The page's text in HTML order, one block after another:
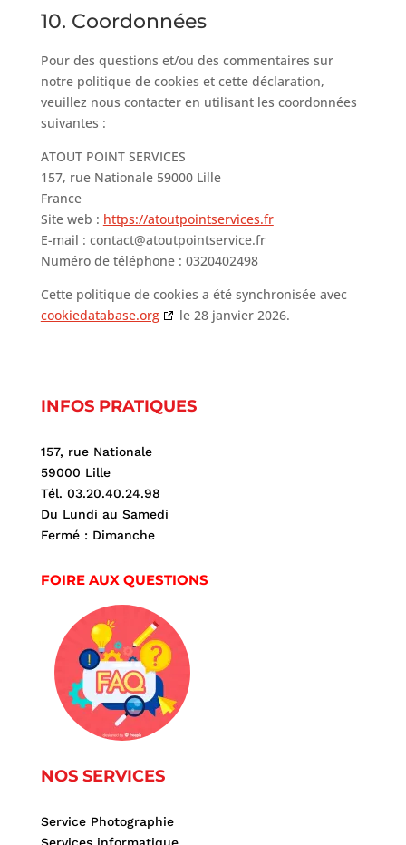
10. Coordonnées
Pour des questions et/ou des commentaires sur
notre politique de cookies et cette déclaration,
veuillez nous contacter en utilisant les coordonnées
suivantes :
ATOUT POINT SERVICES
157, rue Nationale 59000 Lille
France
Site web : https://atoutpointservices.fr
E-mail : contact@atoutpointservice.fr
Numéro de téléphone : 0320402498
Cette politique de cookies a été synchronisée avec
cookiedatabase.org
le 28 janvier 2026.
INFOS PRATIQUES
157, rue Nationale
59000 Lille
Tél. 03.20.40.24.98
Du Lundi au Samedi
Fermé : Dimanche
FOIRE AUX QUESTIONS
NOS SERVICES
Service Photographie